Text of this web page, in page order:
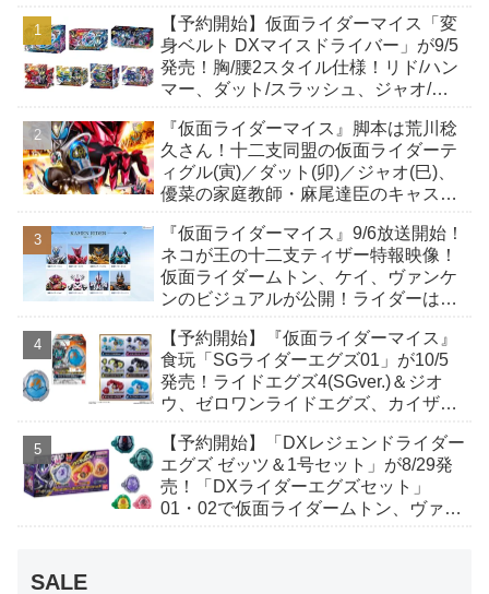
【予約開始】仮面ライダーマイス「変
身ベルト DXマイスドライバー」が9/5
発売！胸/腰2スタイル仕様！リド/ハン
マー、ダット/スラッシュ、ジャオ/バ
も！
『仮面ライダーマイス』脚本は荒川稔
久さん！十二支同盟の仮面ライダーテ
ィグル(寅)／ダット(卯)／ジャオ(巳)、
優菜の家庭教師・麻尾達臣のキャスト
んも変身！
『仮面ライダーマイス』9/6放送開始！
ネコが王の十二支ティザー特報映像！
仮面ライダームトン、ケイ、ヴァンケ
ンのビジュアルが公開！ライダーは子
【予約開始】『仮面ライダーマイス』
食玩「SGライダーエグズ01」が10/5
発売！ライドエグズ4(SGver.)＆ジオ
ウ、ゼロワンライドエグズ、カイザ、
【予約開始】「DXレジェンドライダー
エグズ ゼッツ＆1号セット」が8/29発
売！「DXライダーエグズセット」
01・02で仮面ライダームトン、ヴァン
SALE